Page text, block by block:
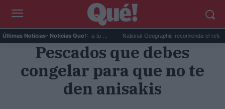
Últimas Noticias- Noticias Que!:
pide no ponerle gafas a tu ... National Geographic recomienda el refugio de la
Pescados que debes
congelar para que no te
den anisakis